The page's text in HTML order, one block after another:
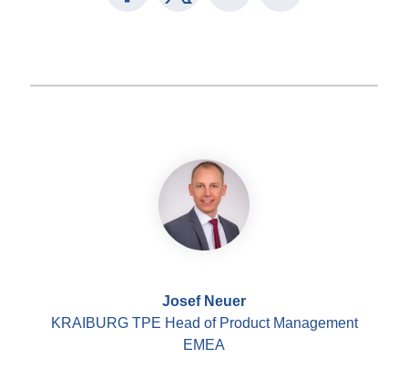
Josef Neuer
KRAIBURG TPE Head of Product Management
EMEA